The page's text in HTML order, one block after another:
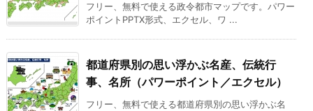
フリー、無料で使える政令都市マップです。パワー
ポイントPPTX形式、エクセル、ワ ...
都道府県別の思い浮かぶ名産、伝統行
事、名所（パワーポイント／エクセル）
フリー、無料で使える都道府県別の思い浮かぶ名